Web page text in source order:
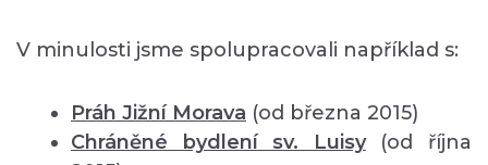
V minulosti jsme spolupracovali například s:
Práh Jižní Morava (od března 2015)
Chráněné bydlení sv. Luisy
(od října